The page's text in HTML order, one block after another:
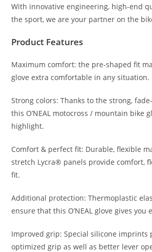
With innovative engineering, high-end
the sport, we are your partner on the
Product Features
Maximum comfort: the pre-shaped fit
glove extra comfortable in any situation.
Strong colors: Thanks to the strong,
this O’NEAL motocross / mountain bike
highlight.
Comfort & perfect fit: Durable, flexible
stretch Lycra® panels provide comfort,
fit.
Additional protection: Thermoplastic
ensure that this O’NEAL glove gives you
Improved grip: Special silicone imprints
optimized grip as well as better lever